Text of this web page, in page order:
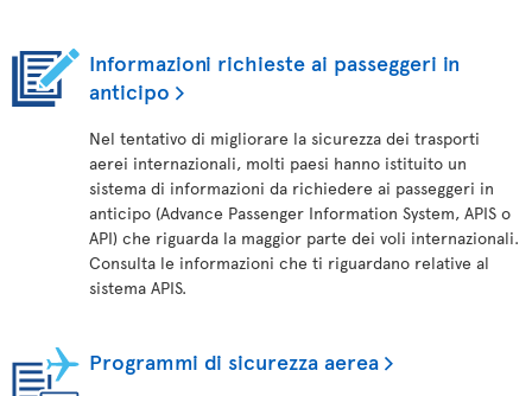
Informazioni richieste ai passeggeri in
anticipo
Nel tentativo di migliorare la sicurezza dei trasporti
aerei internazionali, molti paesi hanno istituito un
sistema di informazioni da richiedere ai passeggeri in
anticipo (Advance Passenger Information System, APIS o
API) che riguarda la maggior parte dei voli internazionali.
Consulta le informazioni che ti riguardano relative al
sistema APIS.
Programmi di sicurezza aerea